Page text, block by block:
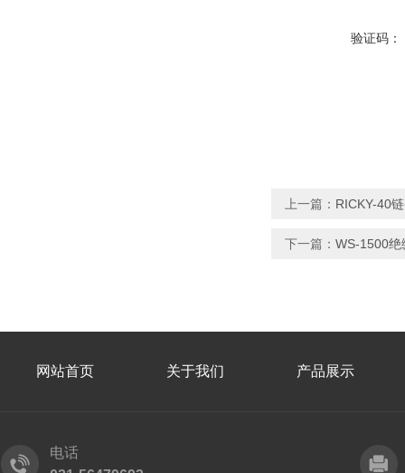
验证码：
上一篇： RICKY-40
下一篇： WS-1500绝
网站首页 关于我们 产品展示
电话